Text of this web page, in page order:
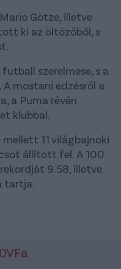
Götze, illetve
ki az öltözőből, s
szerelmese, s a
mostani edzésről a
a Puma révén
klubbal.
11 világbajnoki
állított fel. A 100
9.58, illetve
tartja.